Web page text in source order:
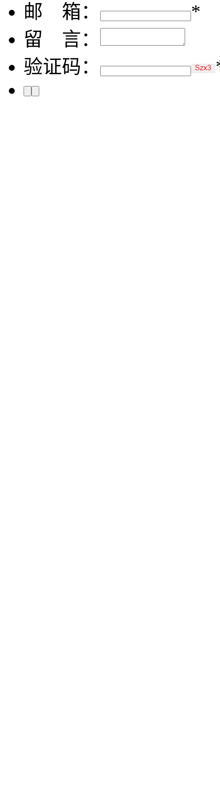
邮 箱：
*
留 言：
验证码：